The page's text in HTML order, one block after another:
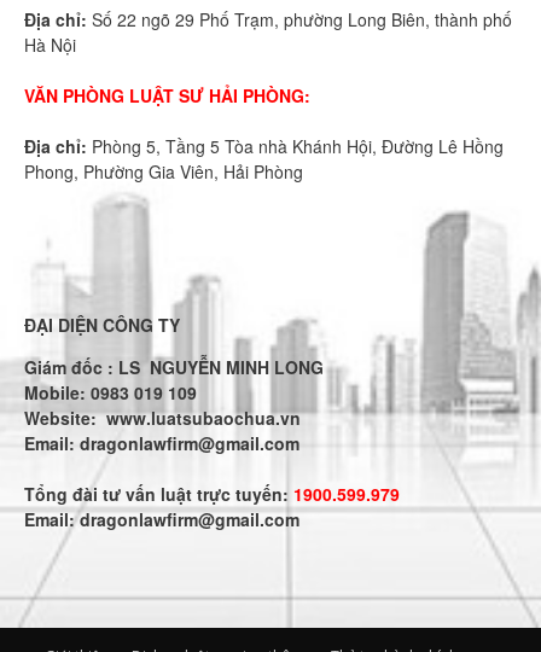
Địa chỉ: Số 22 ngõ 29 Phố Trạm, phường Long Biên, thành phố
Hà Nội
VĂN PHÒNG LUẬT SƯ HẢI PHÒNG:
Địa chỉ: Phòng 5, Tầng 5 Tòa nhà Khánh Hội, Đường Lê Hồng
Phong, Phường Gia Viên, Hải Phòng
ĐẠI DIỆN CÔNG TY
Giám đốc : LS NGUYỄN MINH LONG
Mobile: 0983 019 109
Website:www.luatsubaochua.vn
Email: dragonlawfirm@gmail.com
Tổng đài tư vấn luật trực tuyến: 1900.599.979
Email:dragonlawfirm@gmail.com